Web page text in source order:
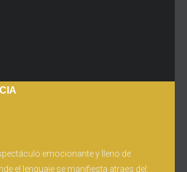
emocionante y lleno de
el lenguaje se manifiesta atraes del: